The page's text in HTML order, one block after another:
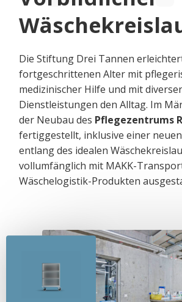
Die Stiftung Drei Tannen
fortgeschrittenen Alter mit
medizinischer Hilfe und mit
Dienstleistungen den Alltag. Im
der Neubau des Pflegezentrums
fertiggestellt, inklusive einer
entlang des idealen
vollumfänglich mit MAKK-
Wäschelogistik-Produkten